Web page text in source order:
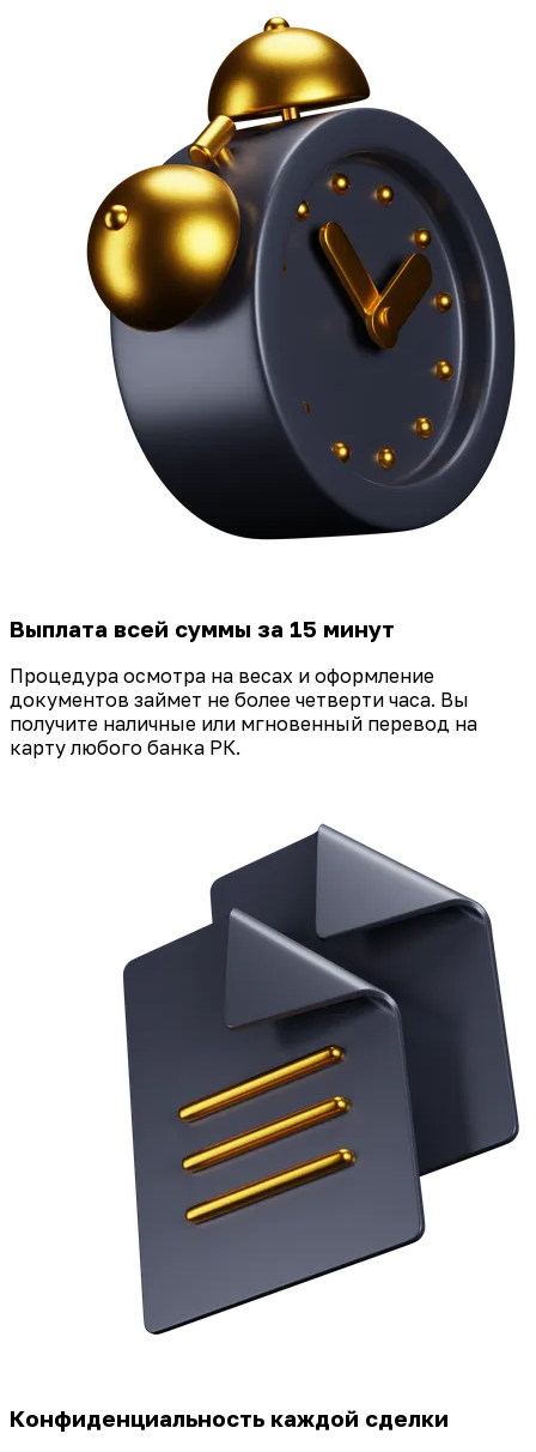
Выплата всей суммы за 15 минут
Процедура осмотра на весах и оформление
документов займет не более четверти часа. Вы
получите наличные или мгновенный перевод на
карту любого банка РК.
Конфиденциальность каждой сделки